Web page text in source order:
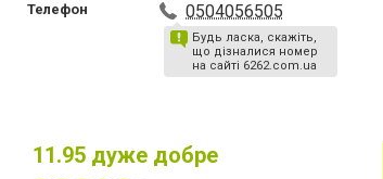
Телефон 0504056505
Будь ласка, скажіть,
що дізналися номер
на сайті 6262.com.ua
11.95 дуже добре